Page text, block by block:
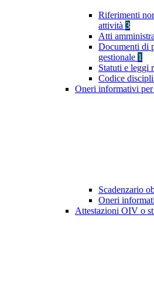
Riferimenti
attività 3
Atti
Documenti di
gestionale 1
Statuti e leggi
Codice
Oneri informativi
Scadenzario
Oneri
Attestazioni OIV o